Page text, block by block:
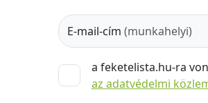
E-mail-cím (munkahelyi)
a feketelista.hu-ra
az adatvédelmi